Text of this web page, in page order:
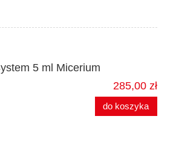
5 ml Micerium
285,00 zł
do koszyka